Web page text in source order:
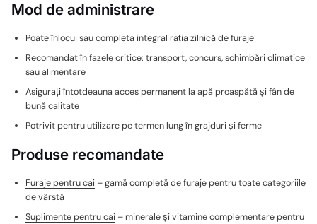
Mod de administrare
Poate înlocui sau completa integral rația zilnică de furaje
Recomandat în fazele critice: transport, concurs, schimbări climatice
sau alimentare
Asigurați întotdeauna acces permanent la apă proaspătă și fân de
bună calitate
Potrivit pentru utilizare pe termen lung în grajduri și ferme
Produse recomandate
Furaje pentru cai – gamă completă de furaje pentru toate categoriile
de vârstă
Suplimente pentru cai – minerale și vitamine complementare pentru